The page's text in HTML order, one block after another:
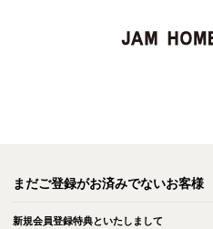
まだご登録がお済みでないお客様
新規会員登録特典といたしまして